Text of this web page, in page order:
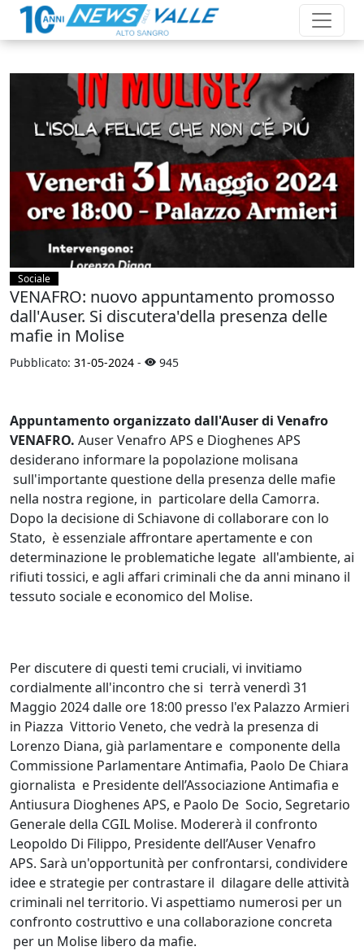
Sociale
VENAFRO: nuovo appuntamento promosso
dall'Auser. Si discutera'della presenza delle
mafie in Molise
Pubblicato: 31-05-2024 - 945
Appuntamento organizzato dall'Auser di Venafro
VENAFRO. Auser Venafro APS e Dioghenes APS
desiderano informare la popolazione molisana
sull'importante questione della presenza delle mafie
nella nostra regione, in particolare della Camorra.
Dopo la decisione di Schiavone di collaborare con lo
Stato, è essenziale affrontare apertamente e con
determinazione le problematiche legate all'ambiente, ai
rifiuti tossici, e agli affari criminali che da anni minano il
tessuto sociale e economico del Molise.
Per discutere di questi temi cruciali, vi invitiamo
cordialmente all'incontro che si terrà venerdì 31
Maggio 2024 dalle ore 18:00 presso l'ex Palazzo Armieri
in Piazza Vittorio Veneto, che vedrà la presenza di
Lorenzo Diana, già parlamentare e componente della
Commissione Parlamentare Antimafia, Paolo De Chiara
giornalista e Presidente dell’Associazione Antimafia e
Antiusura Dioghenes APS, e Paolo De Socio, Segretario
Generale della CGIL Molise. Modererà il confronto
Leopoldo Di Filippo, Presidente dell’Auser Venafro
APS. Sarà un'opportunità per confrontarsi, condividere
idee e strategie per contrastare il dilagare delle attività
criminali nel territorio. Vi aspettiamo numerosi per un
confronto costruttivo e una collaborazione concreta
per un Molise libero da mafie.